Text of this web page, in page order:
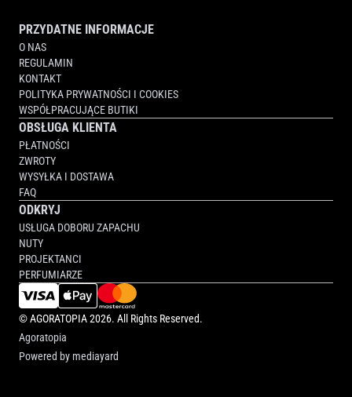
PRZYDATNE INFORMACJE
O NAS
REGULAMIN
KONTAKT
POLITYKA PRYWATNOŚCI I COOKIES
WSPÓŁPRACUJĄCE BUTIKI
OBSŁUGA KLIENTA
PŁATNOŚCI
ZWROTY
WYSYŁKA I DOSTAWA
FAQ
ODKRYJ
USŁUGA DOBORU ZAPACHU
NUTY
PROJEKTANCI
PERFUMIARZE
©AGORATOPIA2026. All Rights Reserved.
Agoratopia
Powered by mediayard